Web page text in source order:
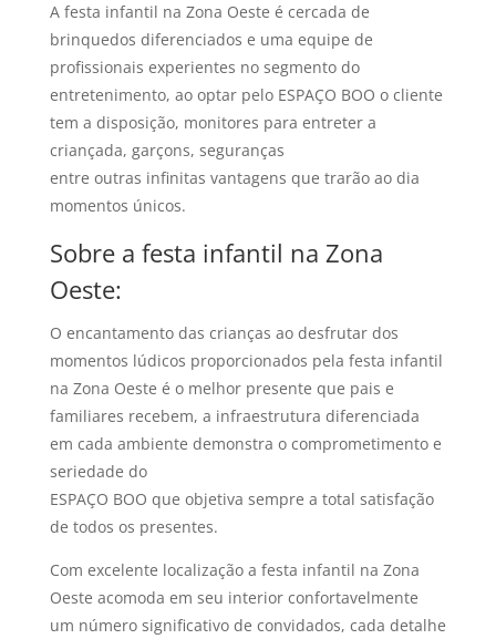
A festa infantil na Zona Oeste é cercada de
brinquedos diferenciados e uma equipe de
profissionais experientes no segmento do
entretenimento, ao optar pelo ESPAÇO BOO o cliente
tem a disposição, monitores para entreter a
criançada, garçons, seguranças
entre outras infinitas vantagens que trarão ao dia
momentos únicos.
Sobre a festa infantil na Zona
Oeste:
O encantamento das crianças ao desfrutar dos
momentos lúdicos proporcionados pela festa infantil
na Zona Oeste é o melhor presente que pais e
familiares recebem, a infraestrutura diferenciada
em cada ambiente demonstra o comprometimento e
seriedade do
ESPAÇO BOO que objetiva sempre a total satisfação
de todos os presentes.
Com excelente localização a festa infantil na Zona
Oeste acomoda em seu interior confortavelmente
um número significativo de convidados, cada detalhe